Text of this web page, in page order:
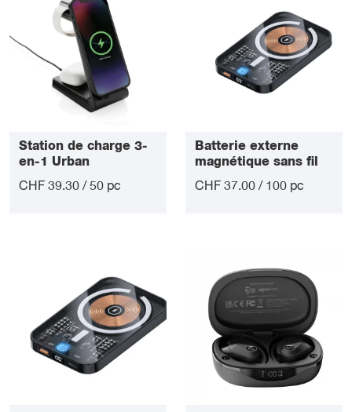
Station de charge 3-
en-1 Urban
CHF 39.30 / 50 pc
Batterie externe
magnétique sans fil
CHF 37.00 / 100 pc